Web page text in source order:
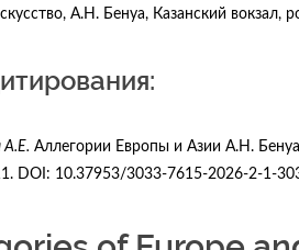
А.Н. Бенуа, Казанский вокзал,
А.Е. Аллегории Европы и Азии А.Н.
DOI: 10.37953/3033-7615-2026-2-1-